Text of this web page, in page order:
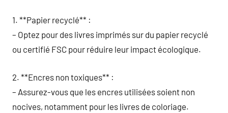
1. **Papier recyclé** :
– Optez pour des livres imprimés sur du papier recyclé
ou certifié FSC pour réduire leur impact écologique.
2. **Encres non toxiques** :
– Assurez-vous que les encres utilisées soient non
nocives, notamment pour les livres de coloriage.